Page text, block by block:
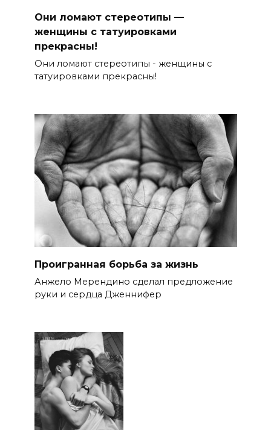
Они ломают стереотипы —
женщины с татуировками
прекрасны!
Они ломают стереотипы - женщины с
татуировками прекрасны!
Проигранная борьба за жизнь
Анжело Мерендино сделал предложение
руки и сердца Дженнифер